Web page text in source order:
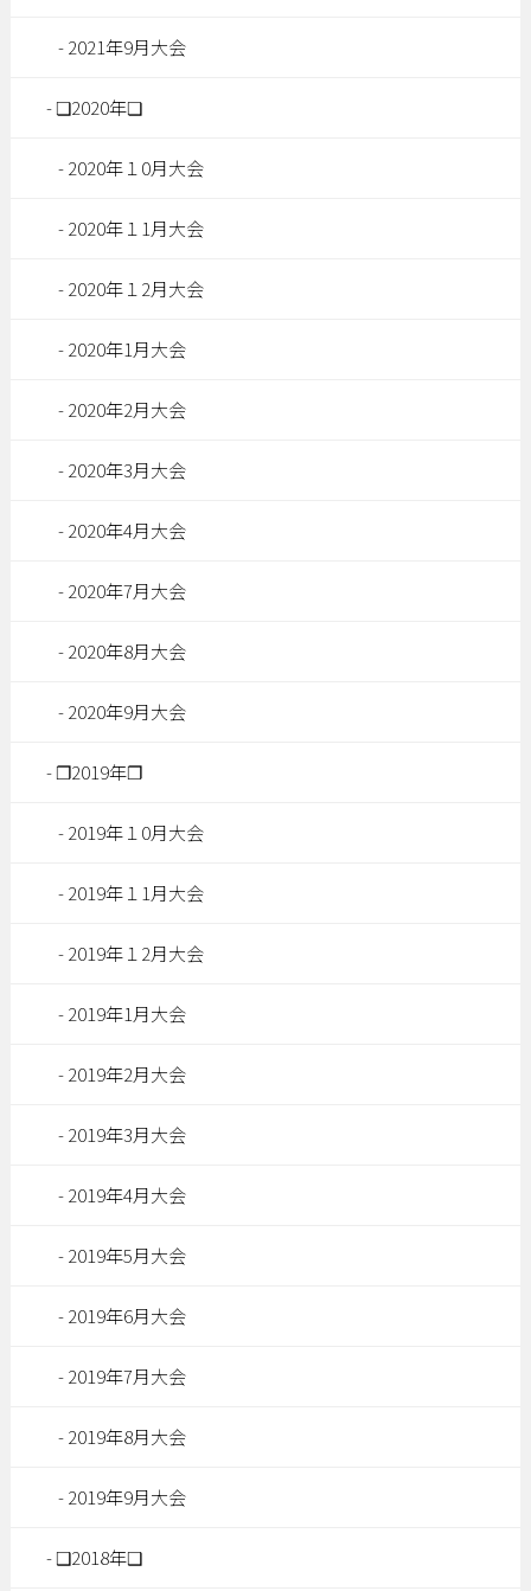
2021年9月大会
❏2020年❏
2020年１0月大会
2020年１1月大会
2020年１2月大会
2020年1月大会
2020年2月大会
2020年3月大会
2020年4月大会
2020年7月大会
2020年8月大会
2020年9月大会
❐2019年❐
2019年１0月大会
2019年１1月大会
2019年１2月大会
2019年1月大会
2019年2月大会
2019年3月大会
2019年4月大会
2019年5月大会
2019年6月大会
2019年7月大会
2019年8月大会
2019年9月大会
❑2018年❑